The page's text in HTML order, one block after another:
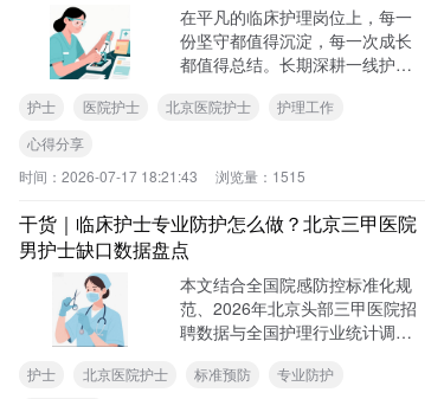
在平凡的临床护理岗位上，每一
份坚守都值得沉淀，每一次成长
都值得总结。长期深耕一线护理
疗护理、患者服务与专业防护中
护士 医院护士 北京医院护士
护理工作
心得分享
时间： 2026-07-17 18:21:43 浏览量： 1515
干货｜临床护士专业防护怎么做？北京三甲医院
男护士缺口数据盘点
本文结合全国院感防控标准化规
范、2026年北京头部三甲医院招
聘数据与全国护理行业统计调研
嵌入日常工作流程、可落地执行
护士 北京医院护士 标准预防
专业防护